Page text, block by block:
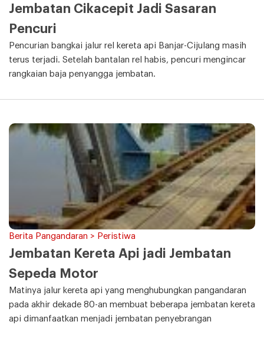
Jembatan Cikacepit Jadi Sasaran
Pencuri
Pencurian bangkai jalur rel kereta api Banjar-Cijulang masih
terus terjadi. Setelah bantalan rel habis, pencuri mengincar
rangkaian baja penyangga jembatan.
Berita Pangandaran > Peristiwa
Jembatan Kereta Api jadi Jembatan
Sepeda Motor
Matinya jalur kereta api yang menghubungkan pangandaran
pada akhir dekade 80-an membuat beberapa jembatan kereta
api dimanfaatkan menjadi jembatan penyebrangan